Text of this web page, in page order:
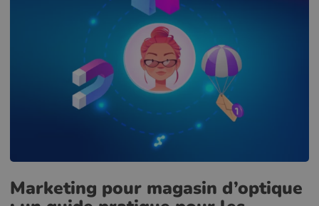
Marketing pour magasin d’optique